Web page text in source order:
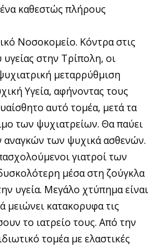
καθεστώς πλήρους
Νοσοκομείο. Κόντρα στις
στην Τρίπολη, οι
μεταρρύθμιση
Υγεία, αφήνοντας τους
αυτό τομέα, μετά τα
των ψυχιατρείων. Θα παύει
αναγκών των ψυχικά ασθενών.
γιατροί των
μέσα στη ζούγκλα
υγεία. Μεγάλο χτύπημα είναι
κατακορυφα τις
το ιατρείο τους. Από την
τομέα με ελαστικές